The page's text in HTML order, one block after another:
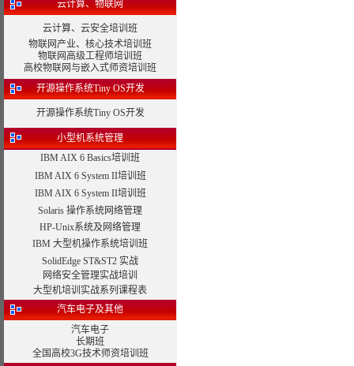
云计算、物联网
云计算、云安全培训班
物联网产业、核心技术培训班
物联网高级工程师培训班
高校物联网与嵌入式师资培训班
开源操作系统Tiny OS开发
开源操作系统Tiny OS开发
小型机系统管理
IBM AIX 6 Basics培训班
IBM AIX 6 System II培训班
IBM AIX 6 System II培训班
Solaris 操作系统网络管理
HP-Unix系统及网络管理
IBM 大型机操作系统培训班
SolidEdge ST&ST2 实战
网络安全管理实战培训
大型机培训实战系列课程表
汽车电子及其他
汽车电子
长期班
全国高校3G技术师资培训班